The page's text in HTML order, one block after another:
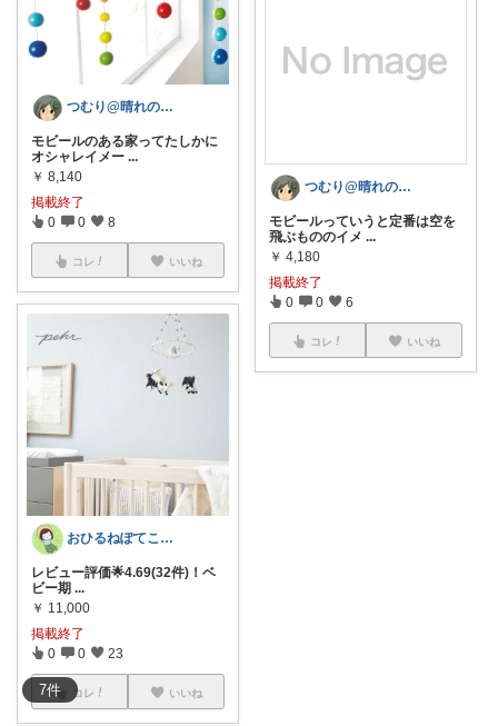
7件
つむり@晴れの国、賃貸暮らしの転勤族
モビールのある家ってたしかに
オシャレイメー ...
￥ 8,140
掲載終了
0 0 8
コレ いいね
おひるねぽてこ@potekohouse
レビュー評価🌟4.69(32件)！ベ
ビー期 ...
￥ 11,000
掲載終了
0 0 23
コレ いいね
つむり@晴れの国、賃貸暮らしの転勤族
モビールっていうと定番は空を
飛ぶもののイメ ...
￥ 4,180
掲載終了
0 0 6
コレ いいね